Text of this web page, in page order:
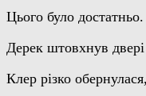
Цього було достатньо.
Дерек штовхнув
Клер різко